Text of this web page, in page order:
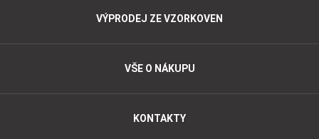
VÝPRODEJ ZE VZORKOVEN
VŠE O NÁKUPU
KONTAKTY